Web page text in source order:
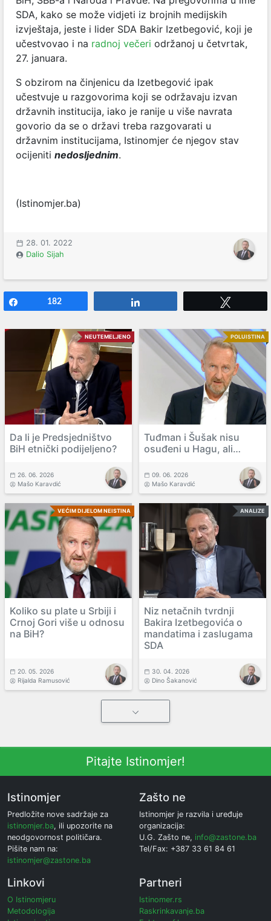
SDA, kako se može vidjeti iz brojnih medijskih
izvještaja, jeste i lider SDA Bakir Izetbegović, koji je
učestvovao i na radnoj večeri održanoj u četvrtak,
27. januara.
S obzirom na činjenicu da Izetbegović ipak
učestvuje u razgovorima koji se održavaju izvan
državnih institucija, iako je ranije u više navrata
govorio da se o državi treba razgovarati u
državnim institucijama, Istinomjer će njegov stav
ocijeniti nedosljednim.
(Istinomjer.ba)
28. 01. 2022
Dalio Sijah
182
NEUTEMELJENO
Da li je Predsjedništvo
BiH etnički podijeljeno?
26. 06. 2026
Mašo Karavdić
POLUISTINA
Tuđman i Šušak nisu
osuđeni u Hagu, ali…
09. 06. 2026
Mašo Karavdić
VEĆIM DIJELOM NEISTINA
Koliko su plate u Srbiji i
Crnoj Gori više u odnosu
na BiH?
20. 05. 2026
Rijalda Ramusović
ANALIZE
Niz netačnih tvrdnji
Bakira Izetbegovića o
mandatima i zaslugama
SDA
30. 04. 2026
Dino Šakanović
Pitajte Istinomjer!
Istinomjer
Predložite nove sadržaje za
istinomjer.ba, ili upozorite na
neodgovornost političara.
Pišite nam na:
istinomjer@zastone.ba
Zašto ne
Istinomjer je razvila i uređuje
organizacija:
U.G. Zašto ne, info@zastone.ba
Tel/Fax: +387 33 61 84 61
Linkovi
O Istinomjeru
Metodologija
Partneri
Istinomer.rs
Raskrinkavanje.ba